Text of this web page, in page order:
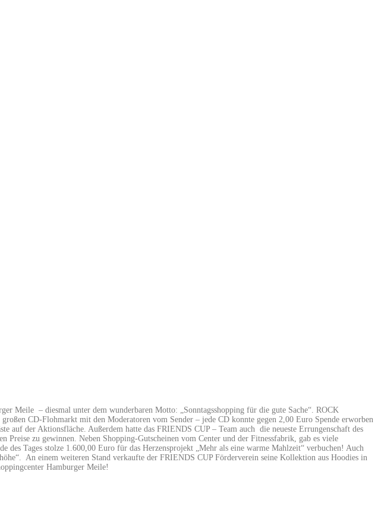
Meile – diesmal unter dem wunderbaren Motto: „Sonntagsshopping für die gute Sache“. ROCK
CD-Flohmarkt mit den Moderatoren vom Sender – jede CD konnte gegen 2,00 Euro Spende erworben
auf der Aktionsfläche. Außerdem hatte das FRIENDS CUP – Team auch die neueste Errungenschaft des
zu gewinnen. Neben Shopping-Gutscheinen vom Center und der Fitnessfabrik, gab es viele
Tages stolze 1.600,00 Euro für das Herzensprojekt „Mehr als eine warme Mahlzeit“ verbuchen! Auch
An einem weiteren Stand verkaufte der FRIENDS CUP Förderverein seine Kollektion aus Hoodies in
Hamburger Meile!